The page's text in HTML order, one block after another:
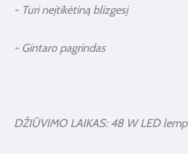
- Turi neįtikėtiną blizgesį
- Gintaro pagrindas
DŽIŪVIMO LAIKAS: 48 W LED